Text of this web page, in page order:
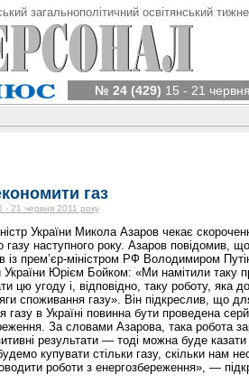
загальнополітичний освітянський
№ 24 (429) 15 - 21
газ
21 червня 2011 року
України Микола Азаров чекає
газу наступного року. Азаров повідомив, що
із прем’єр-міністром РФ Володимиром
України Юрієм Бойком: «Ми намітили таку
цю угоду і, відповідно, таку роботу, яка
споживання газу». Він підкреслив, що
газу в Україні повинна бути проведена
За словами Азарова, така робота
результати — тоді можна буде
купувати стільки газу, скільки нам
роботи з енергозбереження», —